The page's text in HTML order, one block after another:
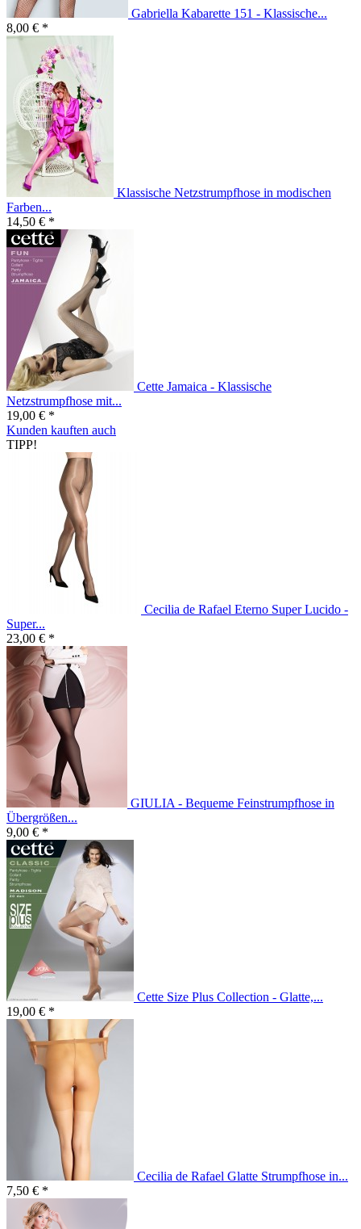
Gabriella Kabarette 151 - Klassische...
8,00 € *
Klassische Netzstrumpfhose in modischen
Farben...
14,50 € *
Cette Jamaica - Klassische
Netzstrumpfhose mit...
19,00 € *
Kunden kauften auch
TIPP!
Cecilia de Rafael Eterno Super Lucido -
Super...
23,00 € *
GIULIA - Bequeme Feinstrumpfhose in
Übergrößen...
9,00 € *
Cette Size Plus Collection - Glatte,...
19,00 € *
Cecilia de Rafael Glatte Strumpfhose in...
7,50 € *